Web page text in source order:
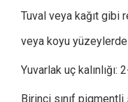
Tuval veya kağıt gibi
veya koyu
Yuvarlak uç kalınlığı:
Birinci sınıf pigmentli